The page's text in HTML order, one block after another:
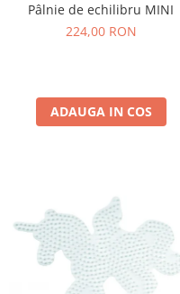
Pâlnie de echilibru MINI
224,00 RON
ADAUGA IN COS